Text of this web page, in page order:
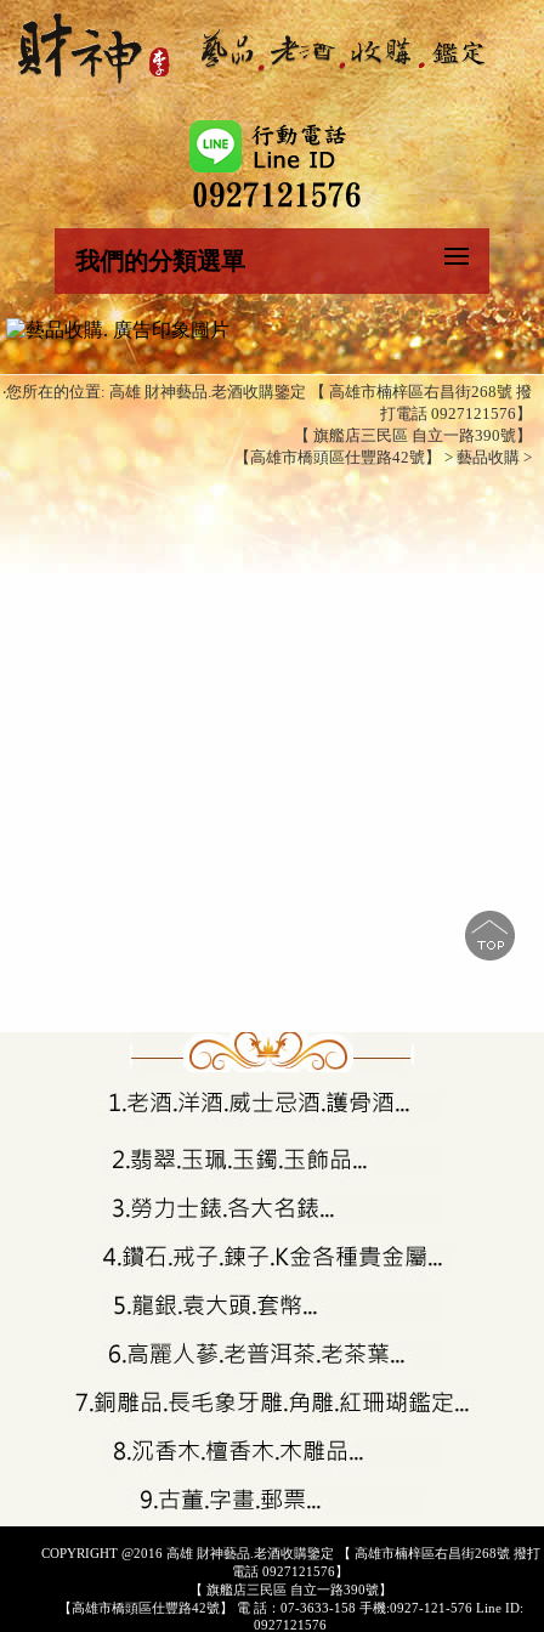
我們的分類選單
‧您所在的位置: 高雄 財神藝品.老酒收購鑒定 【 高雄市楠梓區右昌街268號 撥
打電話 0927121576】
【 旗艦店三民區 自立一路390號】
【高雄市橋頭區仕豐路42號】 > 藝品收購 >
COPYRIGHT @2016 高雄 財神藝品.老酒收購鑒定 【 高雄市楠梓區右昌街268號 撥打
電話 0927121576】
【 旗艦店三民區 自立一路390號】
【高雄市橋頭區仕豐路42號】 電 話：07-3633-158 手機:0927-121-576 Line ID:
0927121576